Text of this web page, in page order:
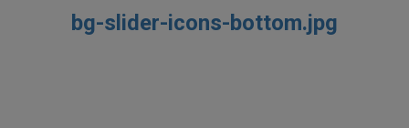
bg-slider-icons-bottom.jpg